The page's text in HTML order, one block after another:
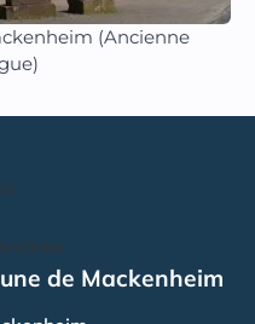
(Ancienne
de Mackenheim